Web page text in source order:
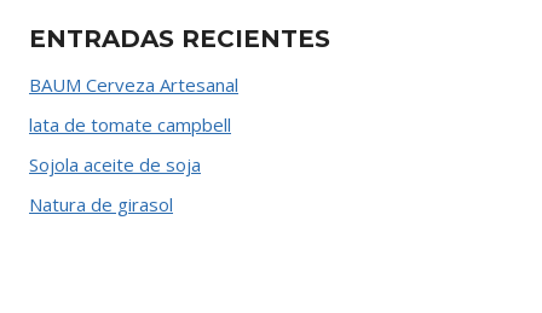
ENTRADAS RECIENTES
BAUM Cerveza Artesanal
lata de tomate campbell
Sojola aceite de soja
Natura de girasol